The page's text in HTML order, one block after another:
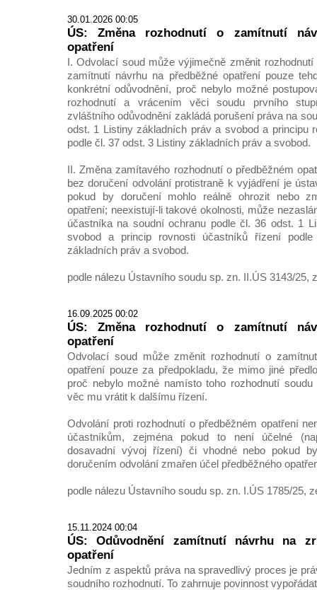
30.01.2026 00:05
ÚS: Změna rozhodnutí o zamítnutí
opatření
I. Odvolací soud může výjimečně změnit
zamítnutí návrhu na předběžné opatření pouze
konkrétní odůvodnění, proč nebylo možné
rozhodnutí a vrácením věci soudu prvního
zvláštního odůvodnění zakládá porušení práva na
odst. 1 Listiny základních práv a svobod a principu
podle čl. 37 odst. 3 Listiny základních práv a svobod.
II. Změna zamítavého rozhodnutí o předběžném
bez doručení odvolání protistraně k vyjádření je
pokud by doručení mohlo reálně ohrozit nebo
opatření; neexistují-li takové okolnosti, může
účastníka na soudní ochranu podle čl. 36 odst. 1
svobod a princip rovnosti účastníků řízení
základních práv a svobod.
podle nálezu Ústavního soudu sp. zn. II.ÚS 3143/25,
16.09.2025 00:02
ÚS: Změna rozhodnutí o zamítnutí
opatření
Odvolací soud může změnit rozhodnutí o
opatření pouze za předpokladu, že mimo jiné
proč nebylo možné namísto toho rozhodnutí
věc mu vrátit k dalšímu řízení.
Odvolání proti rozhodnutí o předběžném opatření
účastníkům, zejména pokud to není účelné
dosavadní vývoj řízení) či vhodné nebo pokud
doručením odvolání zmařen účel předběžného
podle nálezu Ústavního soudu sp. zn. I.ÚS 1785/25,
15.11.2024 00:04
ÚS: Odůvodnění zamítnutí návrhu na
opatření
Jedním z aspektů práva na spravedlivý proces je
soudního rozhodnutí. To zahrnuje povinnost